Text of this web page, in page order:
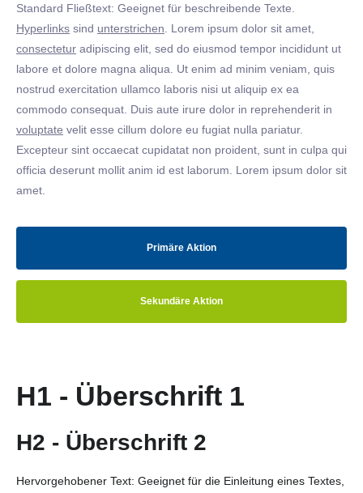
Standard Fließtext: Geeignet für beschreibende Texte.
Hyperlinks sind unterstrichen . Lorem ipsum dolor sit amet,
consectetur adipiscing elit, sed do eiusmod tempor incididunt ut
labore et dolore magna aliqua. Ut enim ad minim veniam, quis
nostrud exercitation ullamco laboris nisi ut aliquip ex ea
commodo consequat. Duis aute irure dolor in reprehenderit in
voluptate velit esse cillum dolore eu fugiat nulla pariatur.
Excepteur sint occaecat cupidatat non proident, sunt in culpa qui
officia deserunt mollit anim id est laborum. Lorem ipsum dolor sit
amet.
Primäre Aktion
Sekundäre Aktion
H1 - Überschrift 1
H2 - Überschrift 2
Hervorgehobener Text: Geeignet für die Einleitung eines Textes,